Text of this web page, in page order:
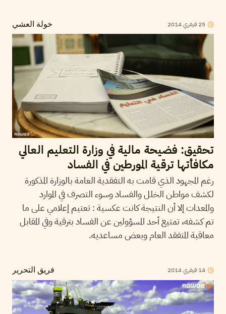
خولة العشي 25 فيفري2014
تحقيق: فضيحة مالية في وزارة التعليم العالي
مكافأتها ترقية المورطين في الفساد
رغم المجهود الذي قامت به التفقدية العامة بالوزارة المذكورة
لكشف مواطن الخلل والفساد وسوء التصرف في الموارد
والمعدات إلا أن النتيجة كانت عكسية : تعتيم إعلامي على ما
تم كشفه، تمتيع أحد المسؤولين عن الفساد بترقية وفي المقابل
معاقبة المتفقد العام وبعض مساعديه.
فريق التحرير 14 فيفري2014